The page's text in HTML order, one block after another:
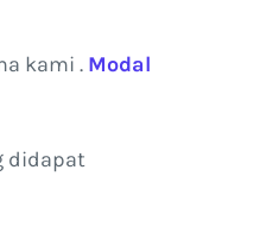
kami . Modal
didapat